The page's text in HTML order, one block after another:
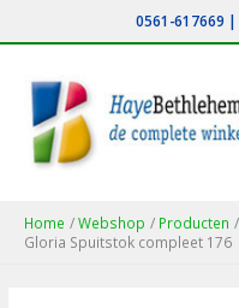
naar
inhoud
0561-617669 |
Home Webshop Producten
Gloria Spuitstok compleet 176